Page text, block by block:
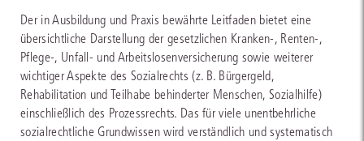
Der in Ausbildung und Praxis bewährte Leitfaden bietet eine
übersichtliche Darstellung der gesetzlichen Kranken-, Renten-,
Pflege-, Unfall- und Arbeitslosenversicherung sowie weiterer
wichtiger Aspekte des Sozialrechts (z. B. Bürgergeld,
Rehabilitation und Teilhabe behinderter Menschen, Sozialhilfe)
einschließlich des Prozessrechts. Das für viele unentbehrliche
sozialrechtliche Grundwissen wird verständlich und systematisch